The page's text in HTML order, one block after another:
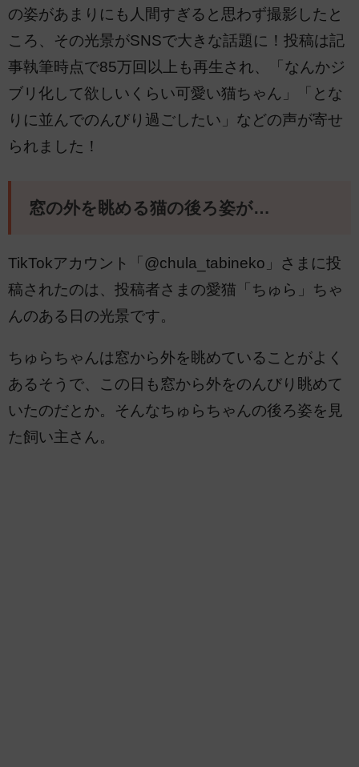
の姿があまりにも人間すぎると思わず撮影したと
ころ、その光景がSNSで大きな話題に！投稿は記
事執筆時点で85万回以上も再生され、「なんかジ
ブリ化して欲しいくらい可愛い猫ちゃん」「とな
りに並んでのんびり過ごしたい」などの声が寄せ
られました！
窓の外を眺める猫の後ろ姿が…
TikTokアカウント「@chula_tabineko」さまに投
稿されたのは、投稿者さまの愛猫「ちゅら」ちゃ
んのある日の光景です。
ちゅらちゃんは窓から外を眺めていることがよく
あるそうで、この日も窓から外をのんびり眺めて
いたのだとか。そんなちゅらちゃんの後ろ姿を見
た飼い主さん。